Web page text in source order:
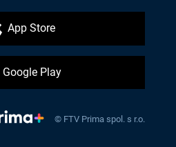
App Store
Google Play
© FTV Prima spol. s r.o.